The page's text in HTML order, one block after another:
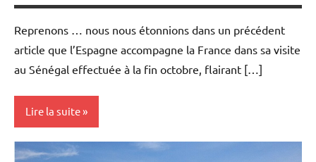
Reprenons … nous nous étonnions dans un précédent
article que l’Espagne accompagne la France dans sa visite
au Sénégal effectuée à la fin octobre, flairant […]
Lire la suite
Actualités